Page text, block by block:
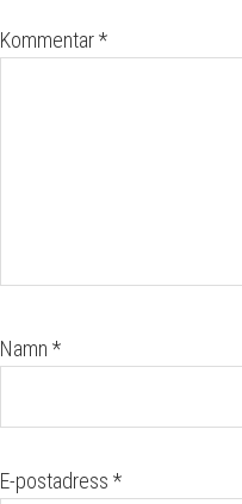
Kommentar*
Namn *
E-postadress *